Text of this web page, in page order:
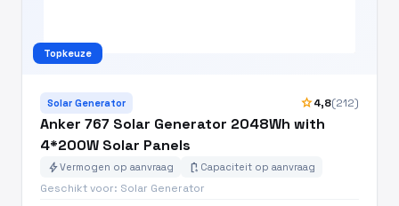
Topkeuze
Solar Generator star4,8(212)
Anker 767 Solar Generator 2048Wh with
4*200W Solar Panels
boltVermogen op aanvraag battery_charging_full Capaciteit op aanvraag
Geschikt voor: Solar Generator